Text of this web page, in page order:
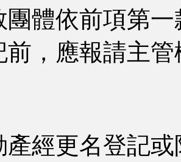
團體依前項第
前，應報請主
產經更名登記